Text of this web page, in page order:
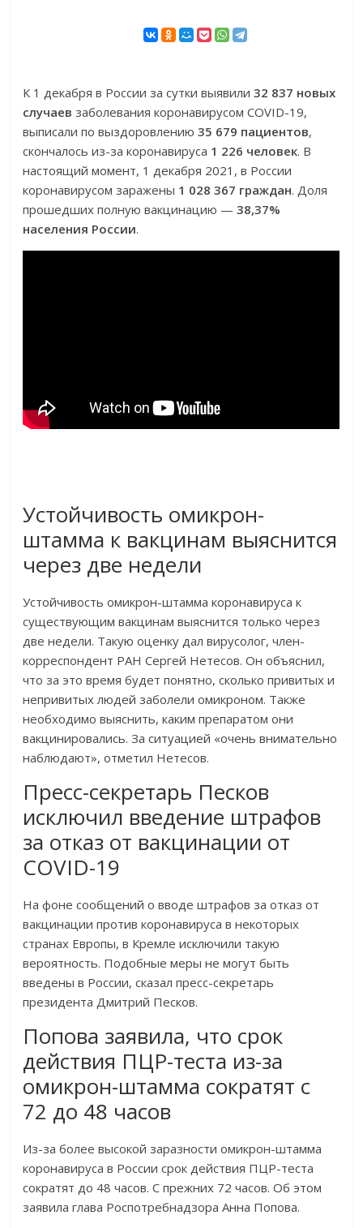
К 1 декабря в России за сутки выявили32 837 новых
случаев заболевания коронавирусом COVID-19,
выписали по выздоровлению35 679 пациентов,
скончалось из-за коронавируса 1 226 человек. В
настоящий момент, 1 декабря 2021, в России
коронавирусом заражены 1 028 367 граждан. Доля
прошедших полную вакцинацию —38,37%
населения России.
Устойчивость омикрон-
штамма к вакцинам выяснится
через две недели
Устойчивость омикрон-штамма коронавируса к
существующим вакцинам выяснится только через
две недели. Такую оценку дал вирусолог, член-
корреспондент РАН Сергей Нетесов. Он объяснил,
что за это время будет понятно, сколько привитых и
непривитых людей заболели омикроном. Также
необходимо выяснить, каким препаратом они
вакцинировались. За ситуацией «очень внимательно
наблюдают», отметил Нетесов.
Пресс-секретарь Песков
исключил введение штрафов
за отказ от вакцинации от
COVID-19
На фоне сообщений о вводе штрафов за отказ от
вакцинации против коронавируса в некоторых
странах Европы, в Кремле исключили такую
вероятность. Подобные меры не могут быть
введены в России, сказал пресс-секретарь
президента Дмитрий Песков.
Попова заявила, что срок
действия ПЦР-теста из-за
омикрон-штамма сократят с
72 до 48 часов
Из-за более высокой заразности омикрон-штамма
коронавируса в России срок действия ПЦР-теста
сократят до 48 часов. С прежних 72 часов. Об этом
заявила глава Роспотребнадзора Анна Попова.